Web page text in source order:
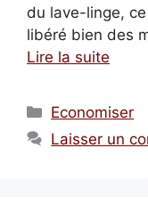
du lave-linge,
libéré bien des
Lire la suite
Catégories
Economiser
Laisser un